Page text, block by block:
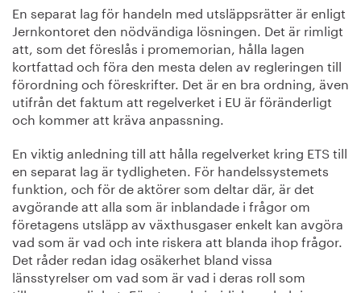
En separat lag för handeln med utsläppsrätter är enligt
Jernkontoret den nödvändiga lösningen. Det är rimligt
att, som det föreslås i promemorian, hålla lagen
kortfattad och föra den mesta delen av regleringen till
förordning och föreskrifter. Det är en bra ordning, även
utifrån det faktum att regelverket i EU är föränderligt
och kommer att kräva anpassning.
En viktig anledning till att hålla regelverket kring ETS till
en separat lag är tydligheten. För handelssystemets
funktion, och för de aktörer som deltar där, är det
avgörande att alla som är inblandade i frågor om
företagens utsläpp av växthusgaser enkelt kan avgöra
vad som är vad och inte riskera att blanda ihop frågor.
Det råder redan idag osäkerhet bland vissa
länsstyrelser om vad som är vad i deras roll som